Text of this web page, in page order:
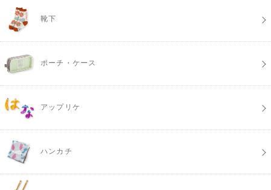
靴下
ポーチ・ケース
アップリケ
ハンカチ